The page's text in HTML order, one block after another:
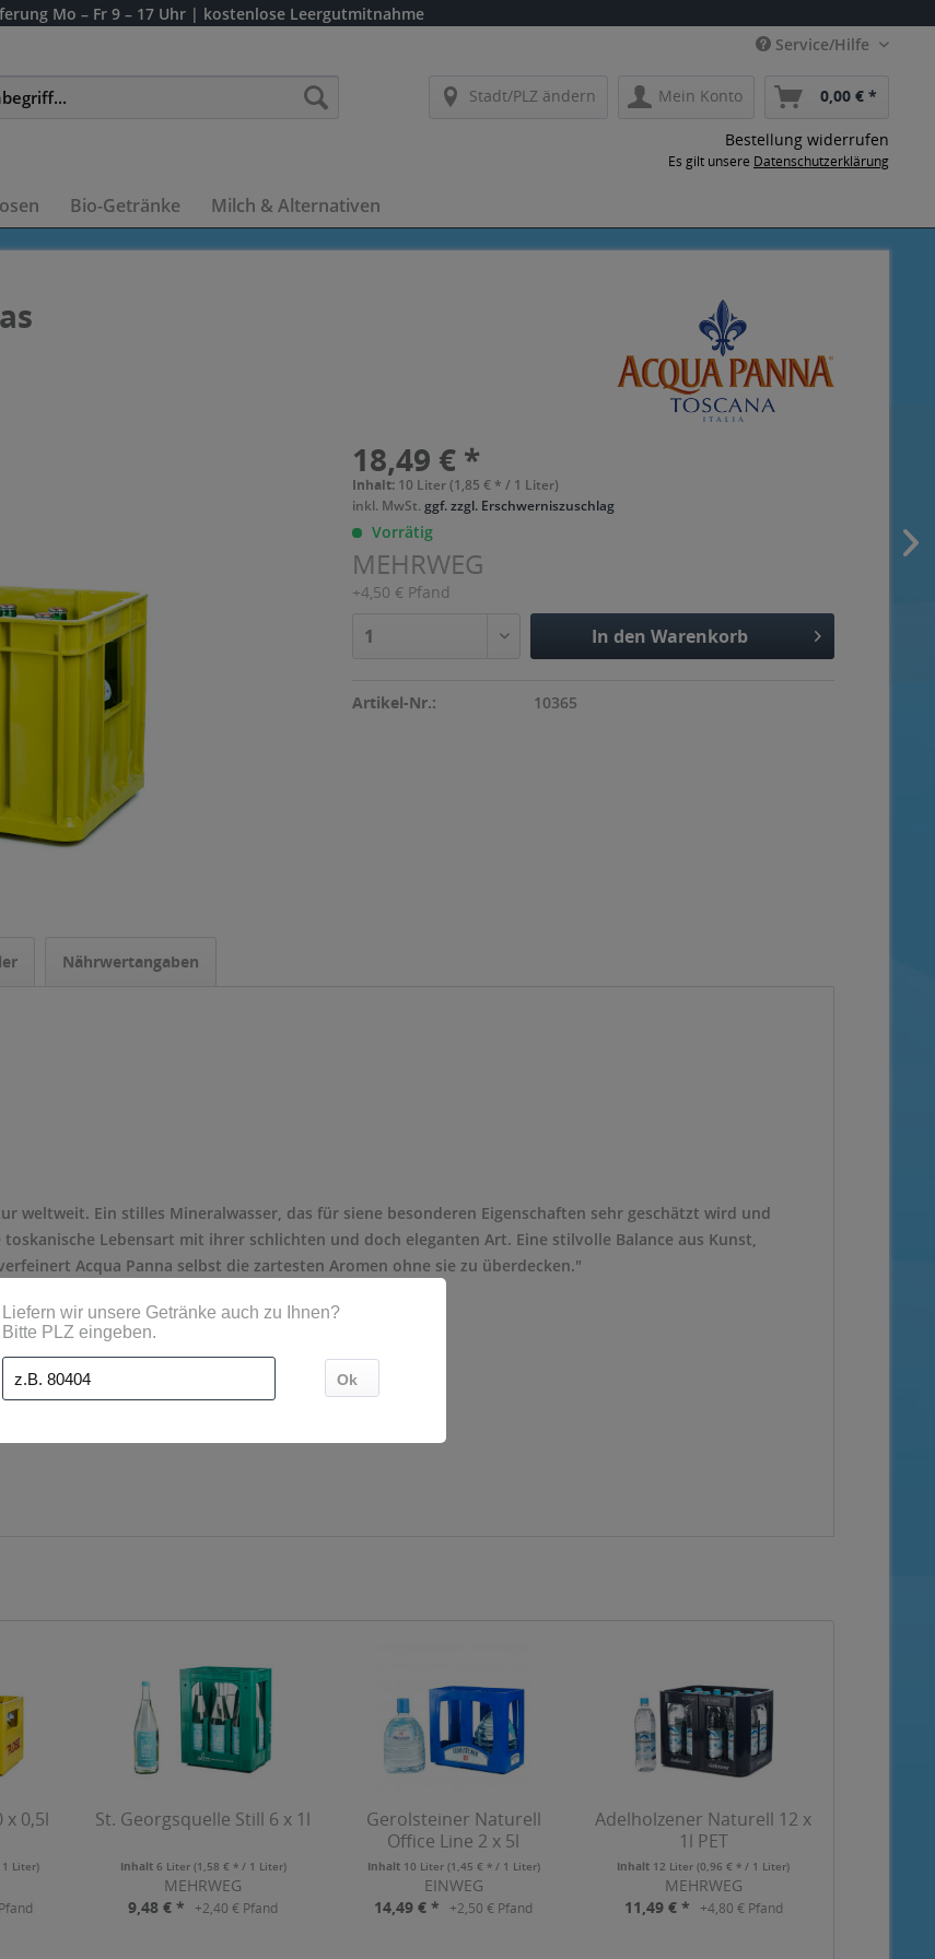
Mo – Fr 9 – 17 Uhr | kostenlose Leergutmitnahme
Service/Hilfe
Stadt/PLZ ändern Mein Konto 0,00 € *
Bestellung widerrufen
Es gilt unsere Datenschutzerklärung
Bio-Getränke Milch & Alternativen
18,49 € *
Inhalt: 10 Liter (1,85 € * / 1 Liter)
inkl. MwSt.ggf. zzgl. Erschwerniszuschlag
Vorrätig
MEHRWEG
+4,50 € Pfand
In den Warenkorb
Artikel-Nr.: 10365
Nährwertangaben
weltweit. Ein stilles Mineralwasser, das für siene besonderen Eigenschaften sehr geschätzt wird und
Lebensart mit ihrer schlichten und doch eleganten Art. Eine stilvolle Balance aus Kunst,
Acqua Panna selbst die zartesten Aromen ohne sie zu überdecken."
x 0,5l
Liter)
St. Georgsquelle Still 6 x 1l
Inhalt 6 Liter (1,58 € * / 1 Liter)
MEHRWEG
9,48 € *
+2,40 € Pfand
Gerolsteiner Naturell
Office Line 2 x 5l
Inhalt 10 Liter (1,45 € * / 1 Liter)
EINWEG
14,49 € *
+2,50 € Pfand
Adelholzener Naturell 12 x
1l PET
Inhalt 12 Liter(0,96 € * / 1 Liter)
MEHRWEG
11,49 € *
+4,80 € Pfand